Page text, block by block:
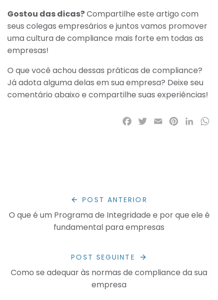
Gostou das dicas?Compartilhe este artigo com
seus colegas empresários e juntos vamos promover
uma cultura de compliance mais forte em todas as
empresas!
O que você achou dessas práticas de compliance?
Já adota alguma delas em sua empresa? Deixe seu
comentário abaixo e compartilhe suas experiências!
Facebook
Twitter
EmailPinterest
POST ANTERIOR
O que é um Programa de Integridade e por que ele é
fundamental para empresas
POST SEGUINTE
Como se adequar às normas de compliance da sua
empresa